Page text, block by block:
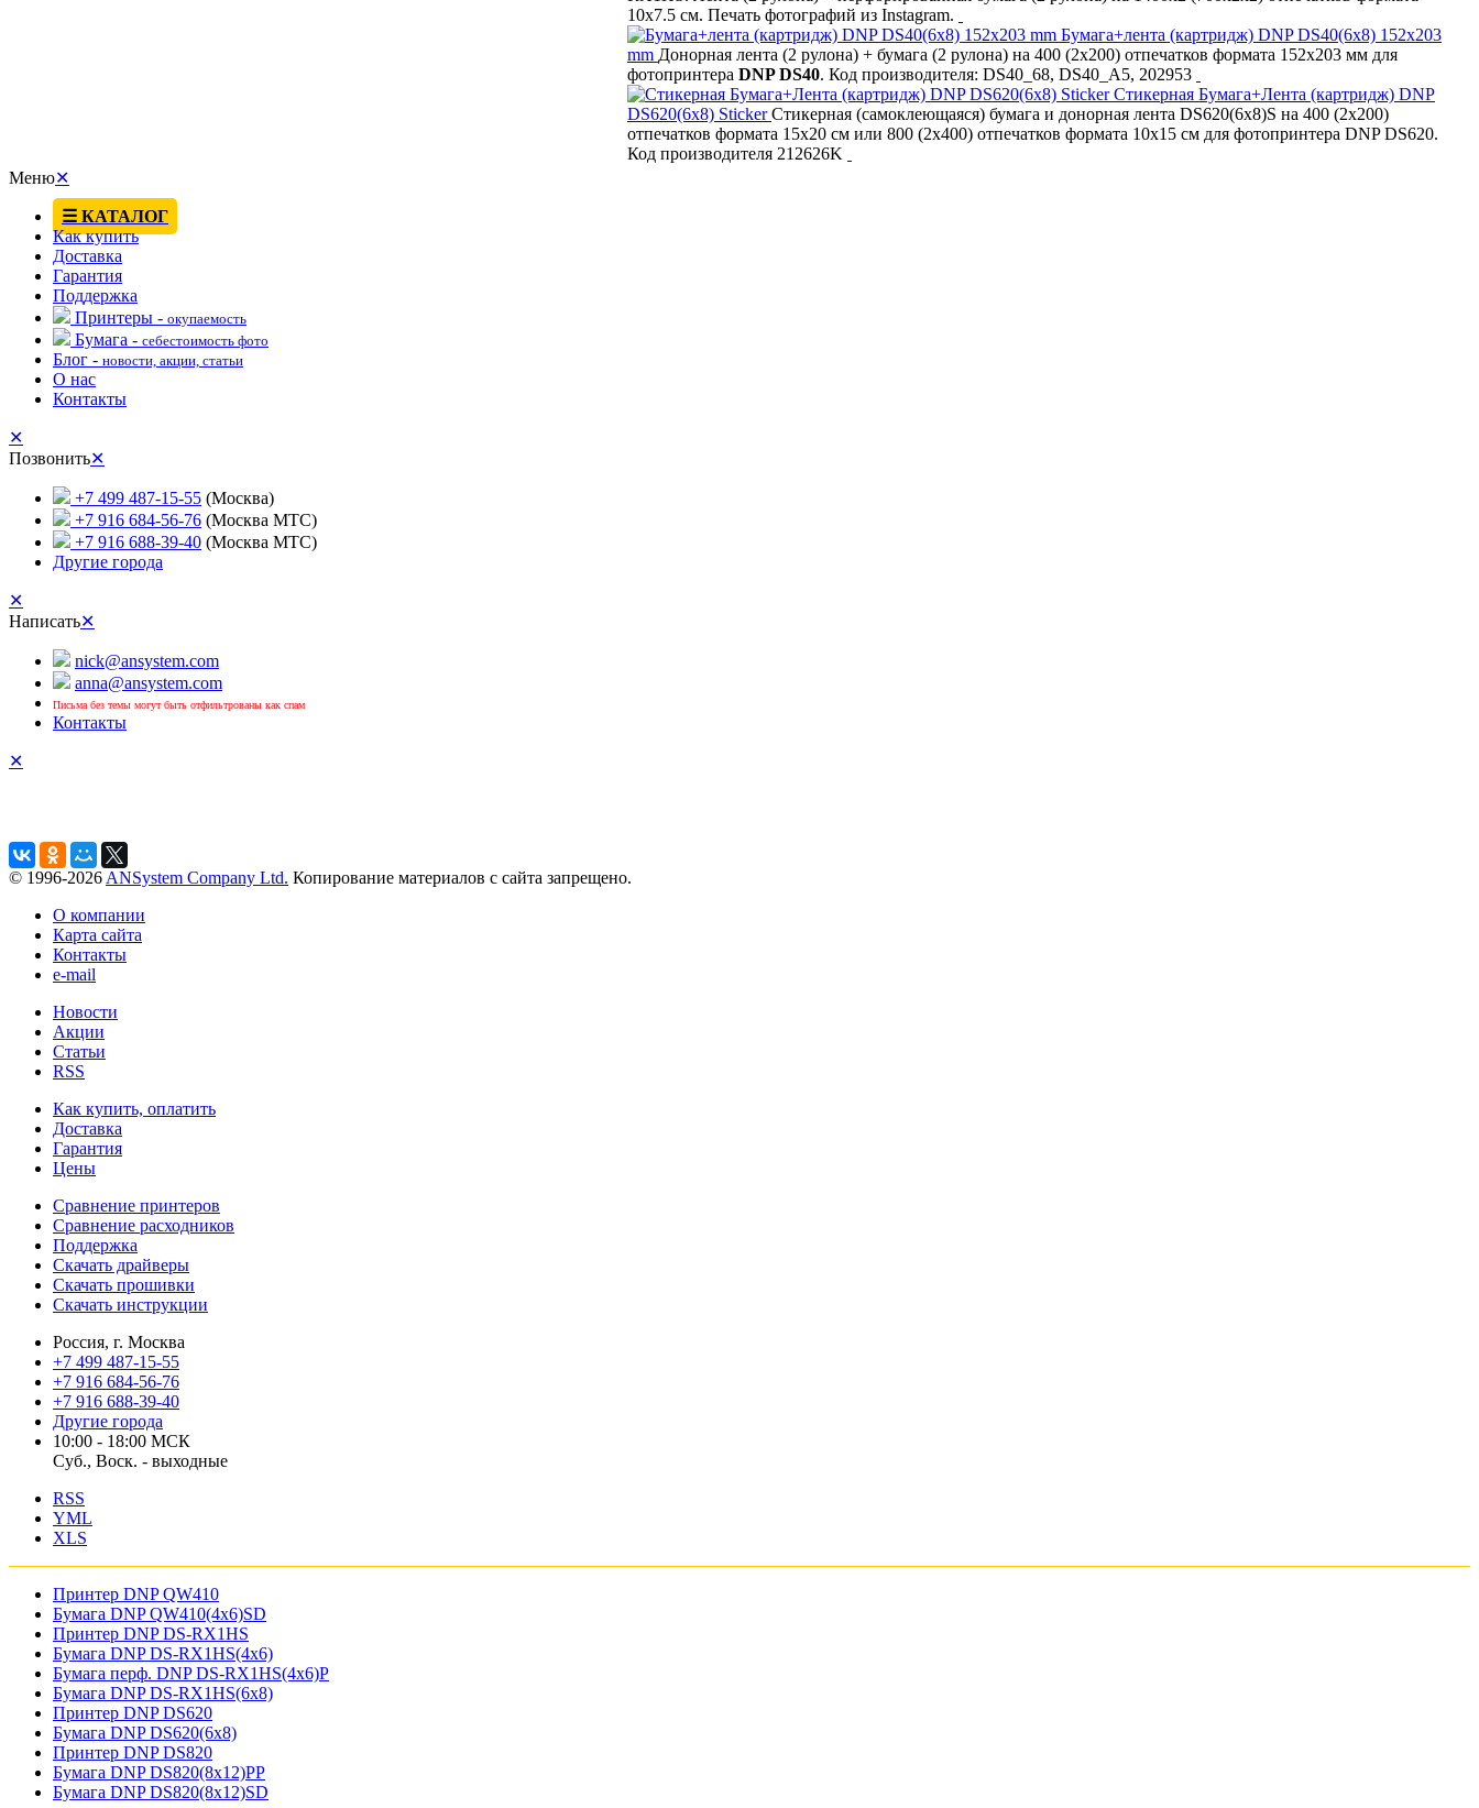
10x7.5 cм. Печать фотографий из Instagram.
Бумага+лента (картридж) DNP DS40(6x8) 152x203
mm Донорная лента (2 рулона) + бумага (2 рулона) на 400 (2х200) отпечатков формата 152x203 мм для
фотопринтера DNP DS40. Код производителя: DS40_68, DS40_A5, 202953
Стикерная Бумага+Лента (картридж) DNP
DS620(6x8) StickerСтикерная (самоклеющаяся) бумага и донорная лента DS620(6x8)S на 400 (2х200)
отпечатков формата 15x20 см или 800 (2х400) отпечатков формата 10x15 см для фотопринтера DNP DS620.
Код производителя 212626K
Меню✕
☰ КАТАЛОГ
Как купить
Доставка
Гарантия
Поддержка
Принтеры - окупаемость
Бумага - себестоимость фото
Блог - новости, акции, статьи
О нас
Контакты
✕
Позвонить✕
+7 499 487-15-55 (Москва)
+7 916 684-56-76 (Москва МТС)
+7 916 688-39-40 (Москва МТС)
Другие города
✕
Написать✕
nick@ansystem.com
anna@ansystem.com
Письма без темы могут быть отфильтрованы как спам
Контакты
✕
© 1996-2026 ANSystem Company Ltd. Копирование материалов с сайта запрещено.
О компании
Карта сайта
Контакты
e-mail
Новости
Акции
Статьи
RSS
Как купить, оплатить
Доставка
Гарантия
Цены
Сравнение принтеров
Сравнение расходников
Поддержка
Скачать драйверы
Скачать прошивки
Скачать инструкции
Россия, г. Москва
+7 499 487-15-55
+7 916 684-56-76
+7 916 688-39-40
Другие города
10:00 - 18:00 МСК
Суб., Воск. - выходные
RSS
YML
XLS
Принтер DNP QW410
Бумага DNP QW410(4x6)SD
Принтер DNP DS-RX1HS
Бумага DNP DS-RX1HS(4x6)
Бумага перф. DNP DS-RX1HS(4x6)P
Бумага DNP DS-RX1HS(6x8)
Принтер DNP DS620
Бумага DNP DS620(6x8)
Принтер DNP DS820
Бумага DNP DS820(8x12)PP
Бумага DNP DS820(8x12)SD